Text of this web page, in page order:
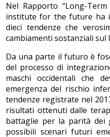
Nel Rapporto “Long-
institute for the future ha
dieci tendenze che
cambiamenti sostanziali sul
Da una parte il futuro è
del processo di
maschi occidentali che
emergenza del rischio
tendenze registrate nel
risultati ottenuti dalle
battaglie per la parità dei
possibili scenari futuri